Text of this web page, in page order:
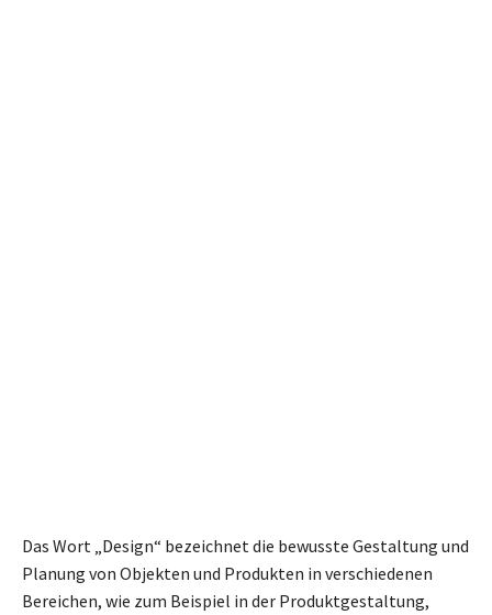
Das Wort „Design“ bezeichnet die bewusste Gestaltung und
Planung von Objekten und Produkten in verschiedenen
Bereichen, wie zum Beispiel in der Produktgestaltung,